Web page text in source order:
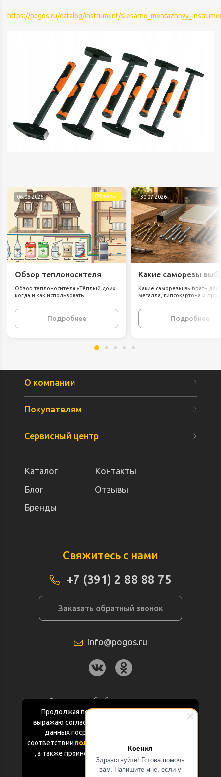
Ксения
Здравствуйте! Готова помочь
вам. Напишите мне, если у
https://pogos.ru/catalog/instrument/
Обзоры
06.08.2026
Обзор теплоносителя
«Тёплый дом»: когда и
как использовать
Обзор теплоносителя «Тёплый дом»:
когда и как использовать
Подробнее
30.07.2026
Какие саморезы
для дерева,
гипсокартона и
Какие саморезы выбрать для
металла, гипсокартона и
Подробнее
Продолжая пользоваться данным сайтом
выражаю согласие на обработку персональных
данных посредством Яндекс.Метрика в
соответствии политикой конфиденциальности
, а также проинформирован об использовании
Cookie-файлов
О компании
Покупателям
Сервисный центр
Каталог
Контакты
Блог
Отзывы
Бренды
Свяжитесь с нами
+7 (391) 2 88 88 75
Заказать обратный звонок
info@pogos.ru
Согласие на обработку персональных
данных
Политика конфиденциальности
Документация
Карта сайта